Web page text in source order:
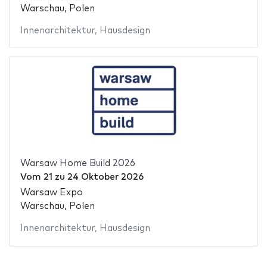
Warschau, Polen
Innenarchitektur, Hausdesign
Warsaw Home Build 2026
Vom 21 zu 24 Oktober 2026
Warsaw Expo
Warschau, Polen
Innenarchitektur, Hausdesign